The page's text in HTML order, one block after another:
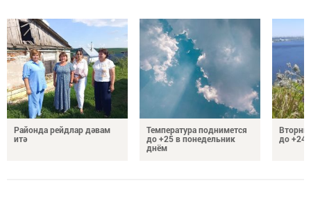
Районда рейдлар дәвам
итә
Температура поднимется
до +25 в понедельник
днём
до +24